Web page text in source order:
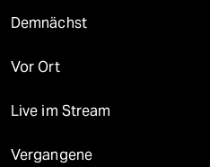
Demnächst
Vor Ort
Live im Stream
Vergangene